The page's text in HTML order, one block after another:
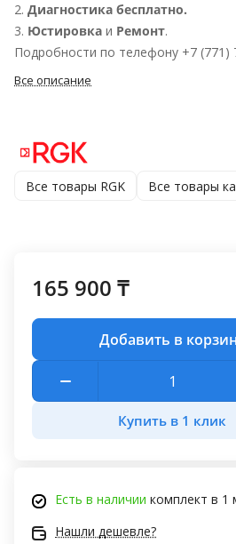
2. Диагностика бесплатно.
3. Юстировка и Ремонт.
Подробности по телефону +7 (771)
Все описание
Все товары RGK Все товары
165 900 ₸
Добавить в
Купить в 1 клик
Есть в наличии комплект в 1
Нашли дешевле?